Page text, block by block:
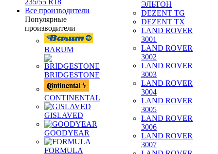
235/55 R18
Все производители
Популярные
производители
BARUM
BRIDGESTONE
CONTINENTAL
GISLAVED
GOODYEAR
FORMULA
ЭЛЬТОН
DEZENT TG
DEZENT TX
LAND ROVER
3001
LAND ROVER
3002
LAND ROVER
3003
LAND ROVER
3004
LAND ROVER
3005
LAND ROVER
3006
LAND ROVER
3007